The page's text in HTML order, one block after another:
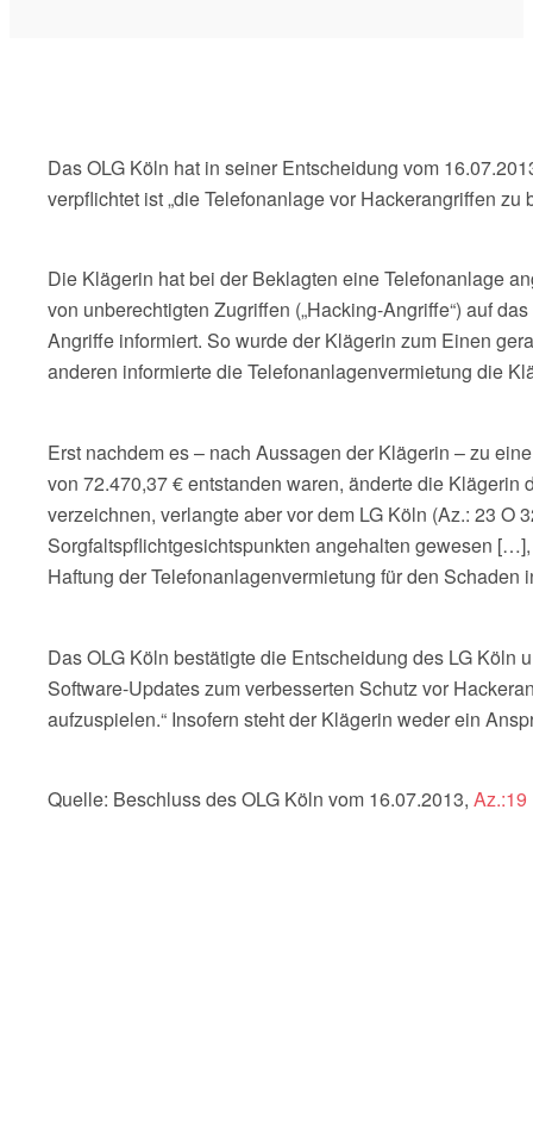
Das OLG Köln hat in seiner Entscheidung vom
verpflichtet ist „die Telefonanlage vor Hackerangriffen zu
Die Klägerin hat bei der Beklagten eine Telefonanlage
von unberechtigten Zugriffen („Hacking-Angriffe“) auf
Angriffe informiert. So wurde der Klägerin zum Einen
anderen informierte die Telefonanlagenvermietung die
Erst nachdem es – nach Aussagen der Klägerin – zu
von 72.470,37 € entstanden waren, änderte die
verzeichnen, verlangte aber vor dem LG Köln (Az.: 23 O
Sorgfaltspflichtgesichtspunkten angehalten gewesen
Haftung der Telefonanlagenvermietung für den Schaden
Das OLG Köln bestätigte die Entscheidung des LG Köln
Software-Updates zum verbesserten Schutz vor
aufzuspielen.“ Insofern steht der Klägerin weder ein
Quelle: Beschluss des OLG Köln vom 16.07.2013, Az.:19